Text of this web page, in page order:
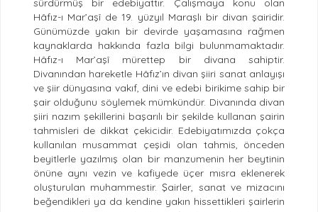
sürdürmüş bir edebiyattır. Çalışmaya konu olan
Hâfız-ı Mar’aşî de 19. yüzyıl Maraşlı bir divan şairidir.
Günümüzde yakın bir devirde yaşamasına rağmen
kaynaklarda hakkında fazla bilgi bulunmamaktadır.
Hâfız-ı Mar’aşî mürettep bir divana sahiptir.
Divanından hareketle Hâfız’ın divan şiiri sanat anlayışı
ve şiir dünyasına vakıf, dini ve edebi birikime sahip bir
şair olduğunu söylemek mümkündür. Divanında divan
şiiri nazım şekillerini başarılı bir şekilde kullanan şairin
tahmisleri de dikkat çekicidir. Edebiyatımızda çokça
kullanılan musammat çeşidi olan tahmis, önceden
beyitlerle yazılmış olan bir manzumenin her beytinin
önüne aynı vezin ve kafiyede üçer mısra eklenerek
oluşturulan muhammestir. Şairler, sanat ve mizacını
beğendikleri ya da kendine yakın hissettikleri şairlerin